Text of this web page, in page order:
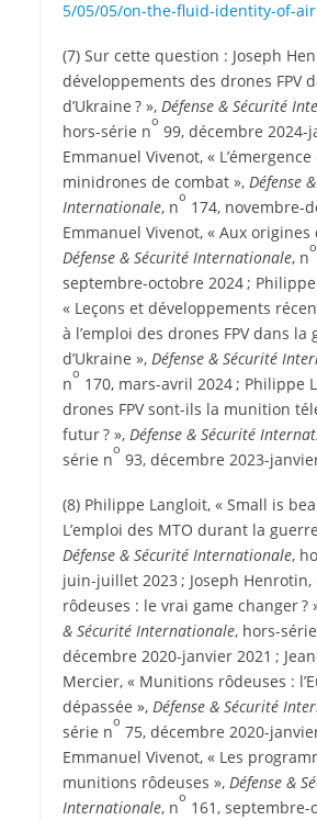
5​/​0​5​/​0​5​/​o​n​-​t​h​e​-​f​l​u​i​d​-​i​d​e​n​t​i​t​y​-​o​f​-​
(7) Sur cette question : Joseph
développements des drones FPV
d’Ukraine ? », Défense & Sécurité
hors-série n
o
99, décembre 2024-
Emmanuel Vivenot, « L’émergence
minidrones de combat », Défense
Internationale, n
o
174, novembre-
Emmanuel Vivenot, « Aux origines
Défense & Sécurité Internationale, n
o
septembre-octobre 2024 ;
« Leçons et développements
à l’emploi des drones FPV dans la
d’Ukraine », Défense & Sécurité
n
o
170, mars-avril 2024 ; Philippe
drones FPV sont-ils la munition
futur ? », Défense & Sécurité
série n
o
93, décembre 2023-
(8) Philippe Langloit, « Small is
L’emploi des MTO durant la
Défense & Sécurité Internationale,
juin-juillet 2023 ; Joseph
rôdeuses : le vrai game changer ?
& Sécurité Internationale, hors-
décembre 2020-janvier 2021 ;
Mercier, « Munitions rôdeuses :
dépassée », Défense & Sécurité
série n
o
75, décembre 2020-
Emmanuel Vivenot, « Les
munitions rôdeuses », Défense &
Internationale, n
o
161, septembre-